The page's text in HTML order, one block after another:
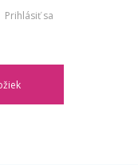
Prihlásiť sa